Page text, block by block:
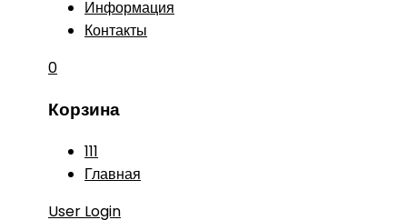
Информация
Контакты
0
Корзина
111
Главная
User Login